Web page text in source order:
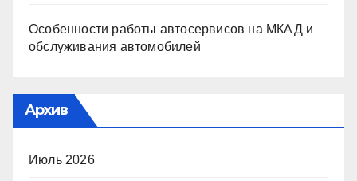
Особенности работы автосервисов на МКАД и
обслуживания автомобилей
Архив
Июль 2026